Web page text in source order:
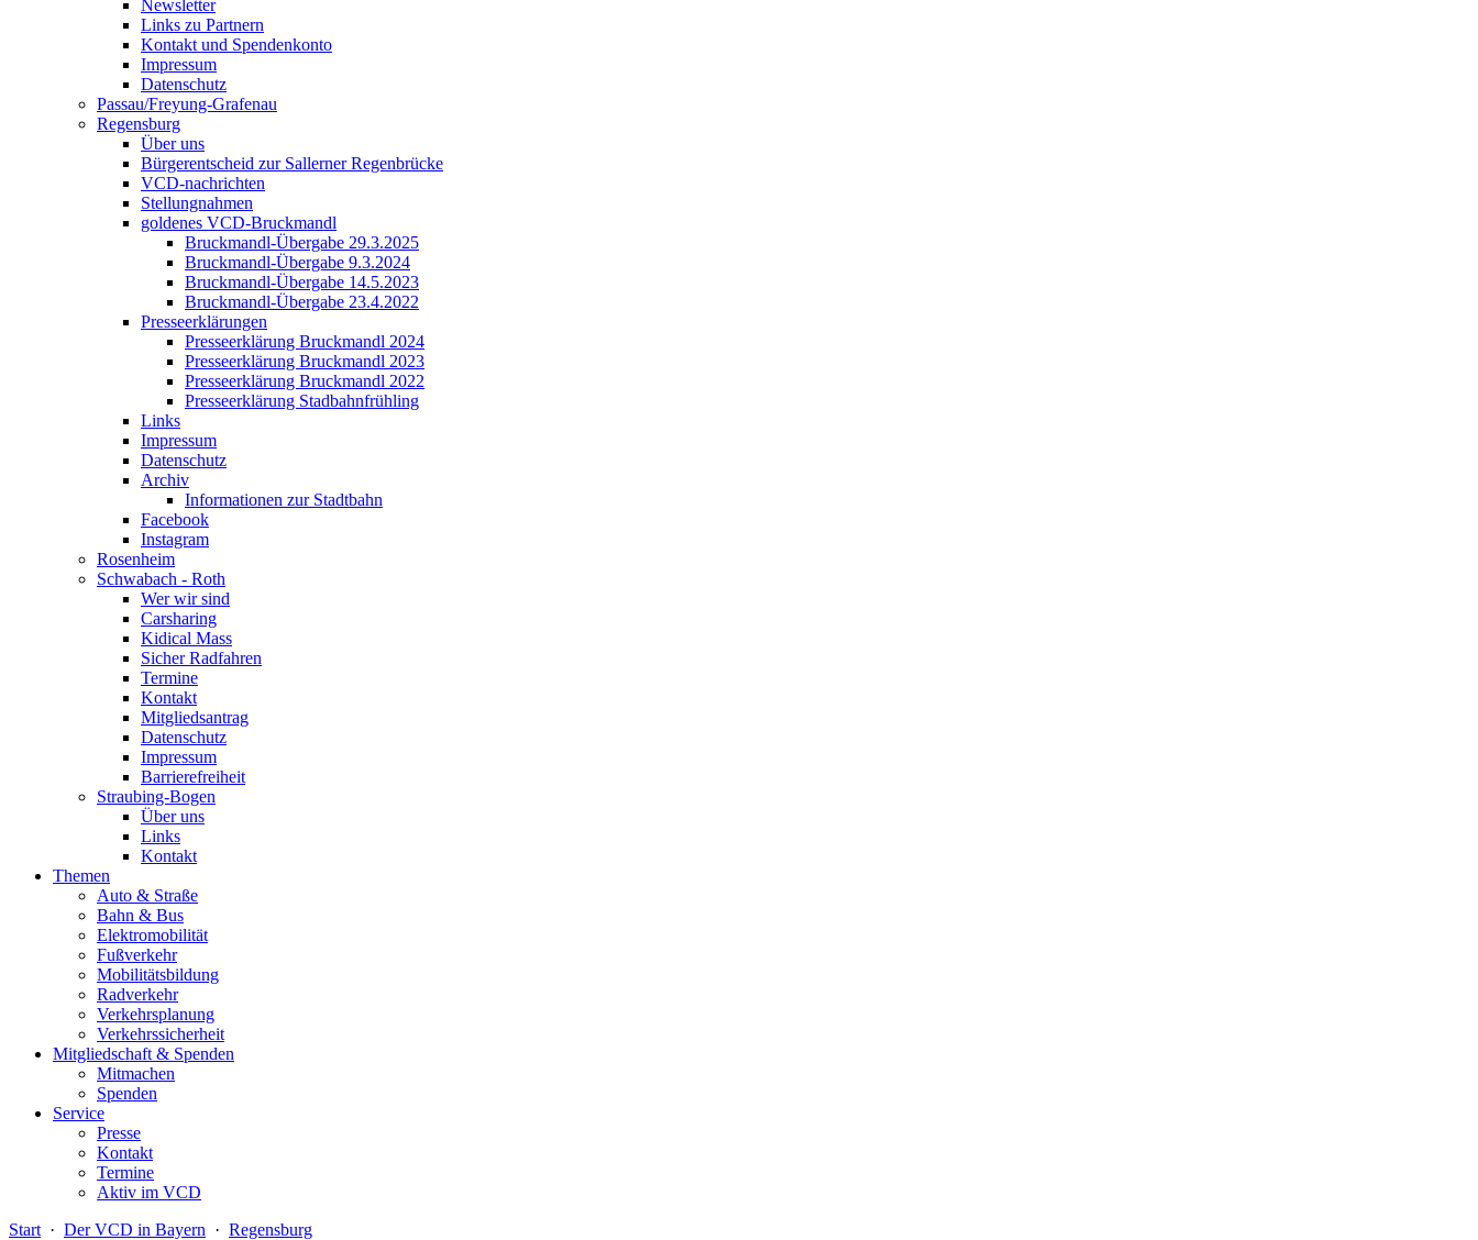
Newsletter
Links zu Partnern
Kontakt und Spendenkonto
Impressum
Datenschutz
Passau/Freyung-Grafenau
Regensburg
Über uns
Bürgerentscheid zur Sallerner Regenbrücke
VCD-nachrichten
Stellungnahmen
goldenes VCD-Bruckmandl
Bruckmandl-Übergabe 29.3.2025
Bruckmandl-Übergabe 9.3.2024
Bruckmandl-Übergabe 14.5.2023
Bruckmandl-Übergabe 23.4.2022
Presseerklärungen
Presseerklärung Bruckmandl 2024
Presseerklärung Bruckmandl 2023
Presseerklärung Bruckmandl 2022
Presseerklärung Stadbahnfrühling
Links
Impressum
Datenschutz
Archiv
Informationen zur Stadtbahn
Facebook
Instagram
Rosenheim
Schwabach - Roth
Wer wir sind
Carsharing
Kidical Mass
Sicher Radfahren
Termine
Kontakt
Mitgliedsantrag
Datenschutz
Impressum
Barrierefreiheit
Straubing-Bogen
Über uns
Links
Kontakt
Themen
Auto & Straße
Bahn & Bus
Elektromobilität
Fußverkehr
Mobilitätsbildung
Radverkehr
Verkehrsplanung
Verkehrssicherheit
Mitgliedschaft & Spenden
Mitmachen
Spenden
Service
Presse
Kontakt
Termine
Aktiv im VCD
Start · Der VCD in Bayern · Regensburg